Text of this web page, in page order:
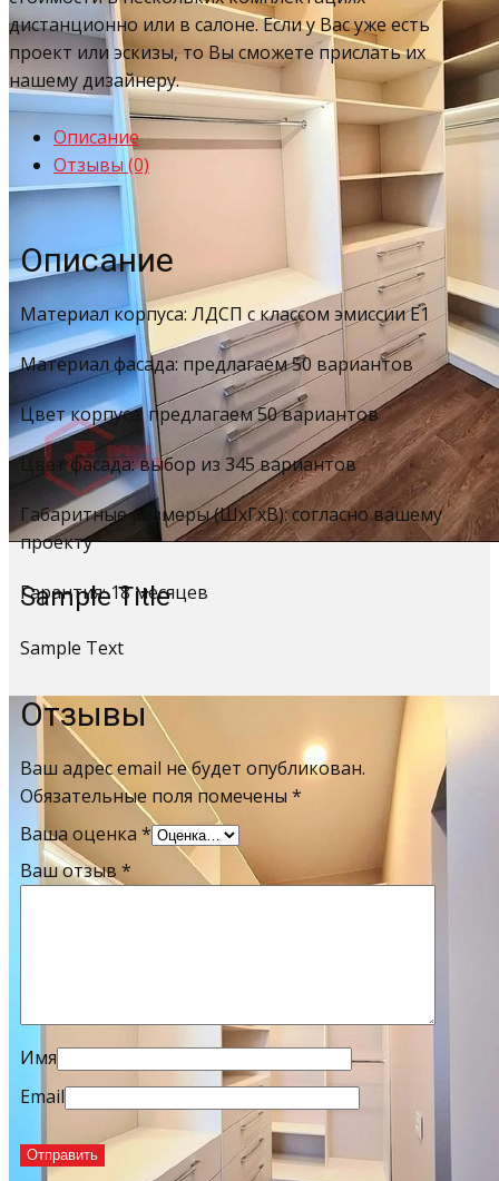
Sample Title
Sample Text
дистанционно или в салоне. Если у Вас уже есть
проект или эскизы, то Вы сможете прислать их
нашему дизайнеру.
Описание
Отзывы (0)
Описание
Материал корпуса: ЛДСП с классом эмиссии Е1
Материал фасада: предлагаем 50 вариантов
Цвет корпуса: предлагаем 50 вариантов
Цвет фасада: выбор из 345 вариантов
Габаритные размеры (ШхГхВ): согласно вашему
проекту
Гарантия: 18 месяцев
Отзывы
Ваш адрес email не будет опубликован.
Обязательные поля помечены *
Ваша оценка *
Ваш отзыв *
Имя
Email